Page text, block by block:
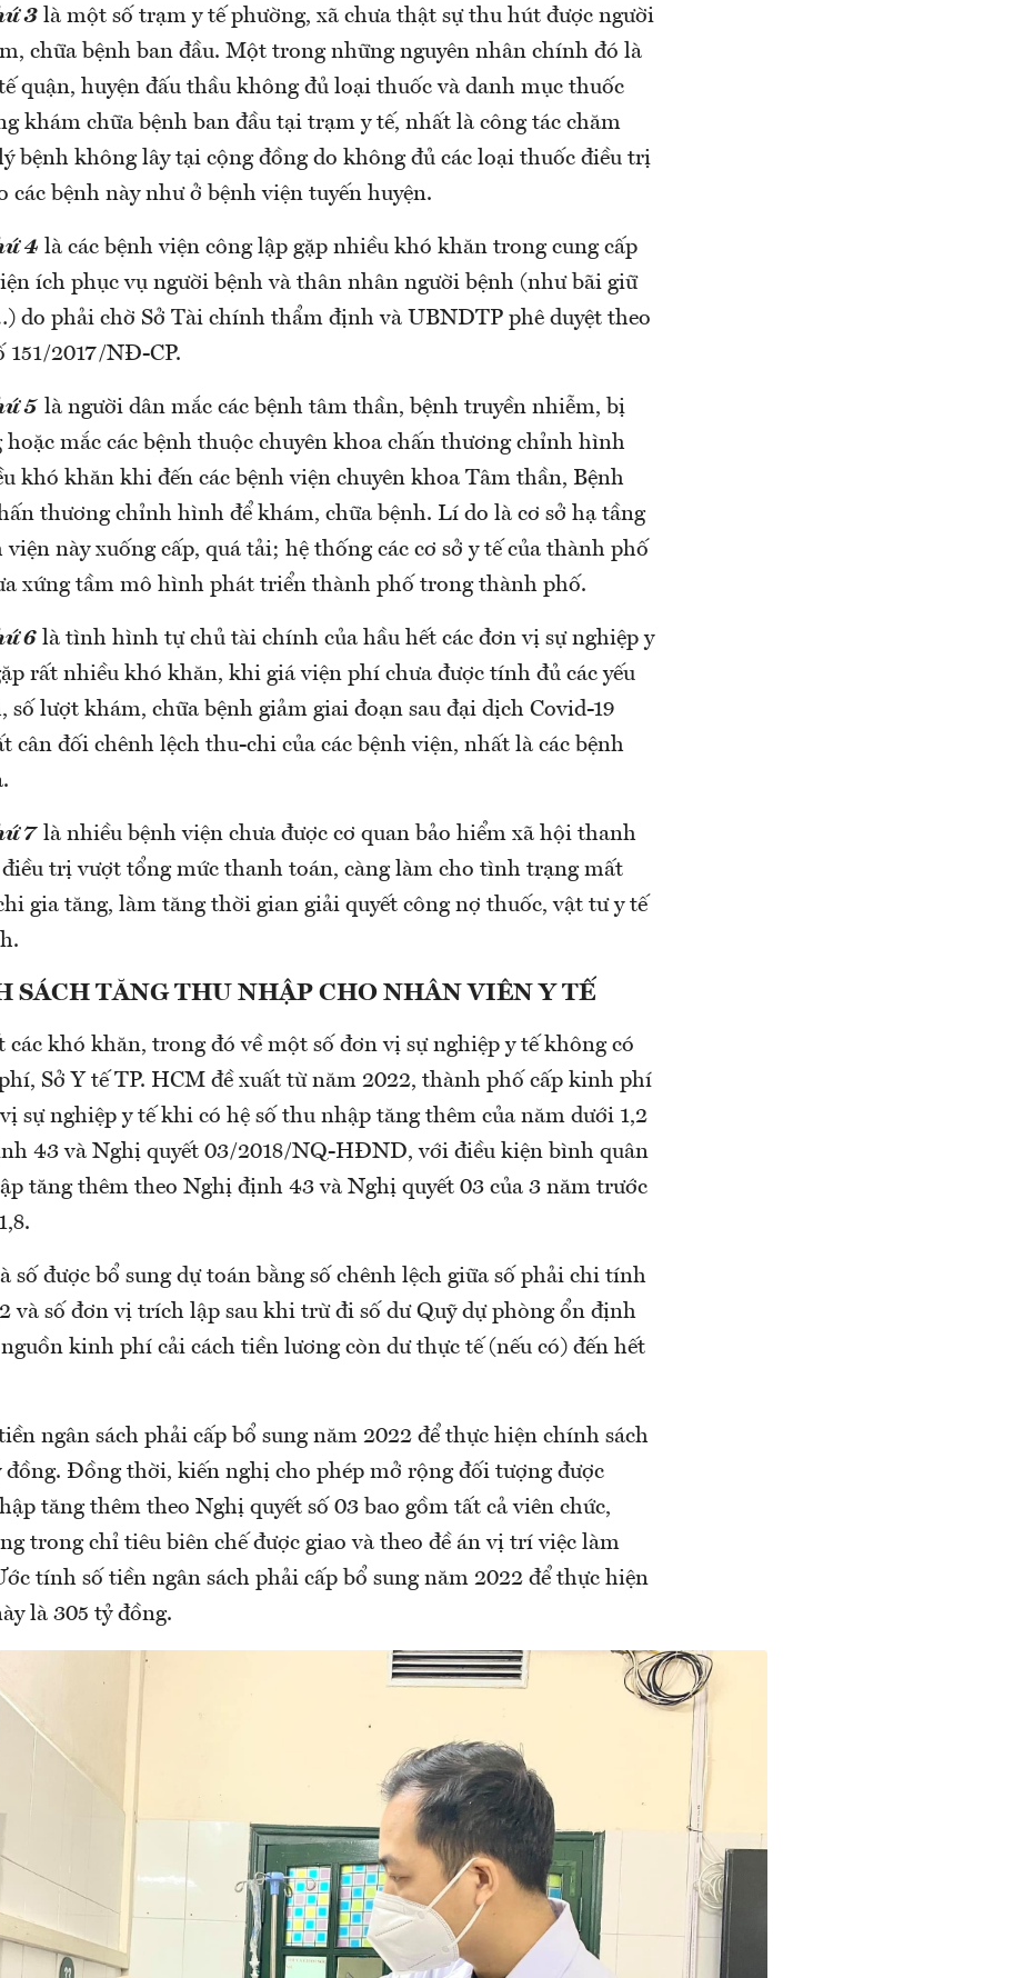
3 là một số trạm y tế phường, xã chưa thật sự thu hút được người
chữa bệnh ban đầu. Một trong những nguyên nhân chính đó là
quận, huyện đấu thầu không đủ loại thuốc và danh mục thuốc
khám chữa bệnh ban đầu tại trạm y tế, nhất là công tác chăm
bệnh không lây tại cộng đồng do không đủ các loại thuốc điều trị
các bệnh này như ở bệnh viện tuyến huyện.
4 là các bệnh viện công lập gặp nhiều khó khăn trong cung cấp
ích phục vụ người bệnh và thân nhân người bệnh (như bãi giữ
do phải chờ Sở Tài chính thẩm định và UBNDTP phê duyệt theo
151/2017/NĐ-CP.
5 là người dân mắc các bệnh tâm thần, bệnh truyền nhiễm, bị
hoặc mắc các bệnh thuộc chuyên khoa chấn thương chỉnh hình
khó khăn khi đến các bệnh viện chuyên khoa Tâm thần, Bệnh
thương chỉnh hình để khám, chữa bệnh. Lí do là cơ sở hạ tầng
viện này xuống cấp, quá tải; hệ thống các cơ sở y tế của thành phố
xứng tầm mô hình phát triển thành phố trong thành phố.
6 là tình hình tự chủ tài chính của hầu hết các đơn vị sự nghiệp y
rất nhiều khó khăn, khi giá viện phí chưa được tính đủ các yếu
số lượt khám, chữa bệnh giảm giai đoạn sau đại dịch Covid-19
cân đối chênh lệch thu-chi của các bệnh viện, nhất là các bệnh
7 là nhiều bệnh viện chưa được cơ quan bảo hiểm xã hội thanh
trị vượt tổng mức thanh toán, càng làm cho tình trạng mất
gia tăng, làm tăng thời gian giải quyết công nợ thuốc, vật tư y tế
SÁCH TĂNG THU NHẬP CHO NHÂN VIÊN Y TẾ
các khó khăn, trong đó về một số đơn vị sự nghiệp y tế không có
Sở Y tế TP. HCM đề xuất từ năm 2022, thành phố cấp kinh phí
sự nghiệp y tế khi có hệ số thu nhập tăng thêm của năm dưới 1,2
43 và Nghị quyết 03/2018/NQ-HĐND, với điều kiện bình quân
tăng thêm theo Nghị định 43 và Nghị quyết 03 của 3 năm trước
số được bổ sung dự toán bằng số chênh lệch giữa số phải chi tính
và số đơn vị trích lập sau khi trừ đi số dư Quỹ dự phòng ổn định
kinh phí cải cách tiền lương còn dư thực tế (nếu có) đến hết
ngân sách phải cấp bổ sung năm 2022 để thực hiện chính sách
đồng. Đồng thời, kiến nghị cho phép mở rộng đối tượng được
tăng thêm theo Nghị quyết số 03 bao gồm tất cả viên chức,
trong chỉ tiêu biên chế được giao và theo đề án vị trí việc làm
tính số tiền ngân sách phải cấp bổ sung năm 2022 để thực hiện
là 305 tỷ đồng.